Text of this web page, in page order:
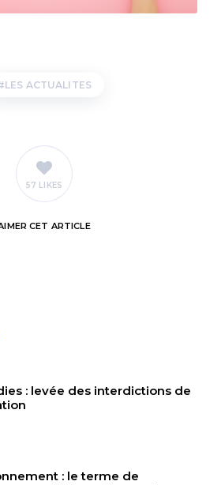
LES ACTUALITES
57 LIKES
CET ARTICLE
: levée des interdictions de
: le terme de